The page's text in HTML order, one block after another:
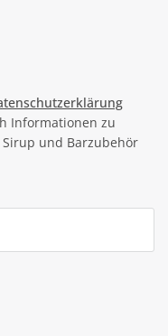
Informationen zu
und Barzubehör